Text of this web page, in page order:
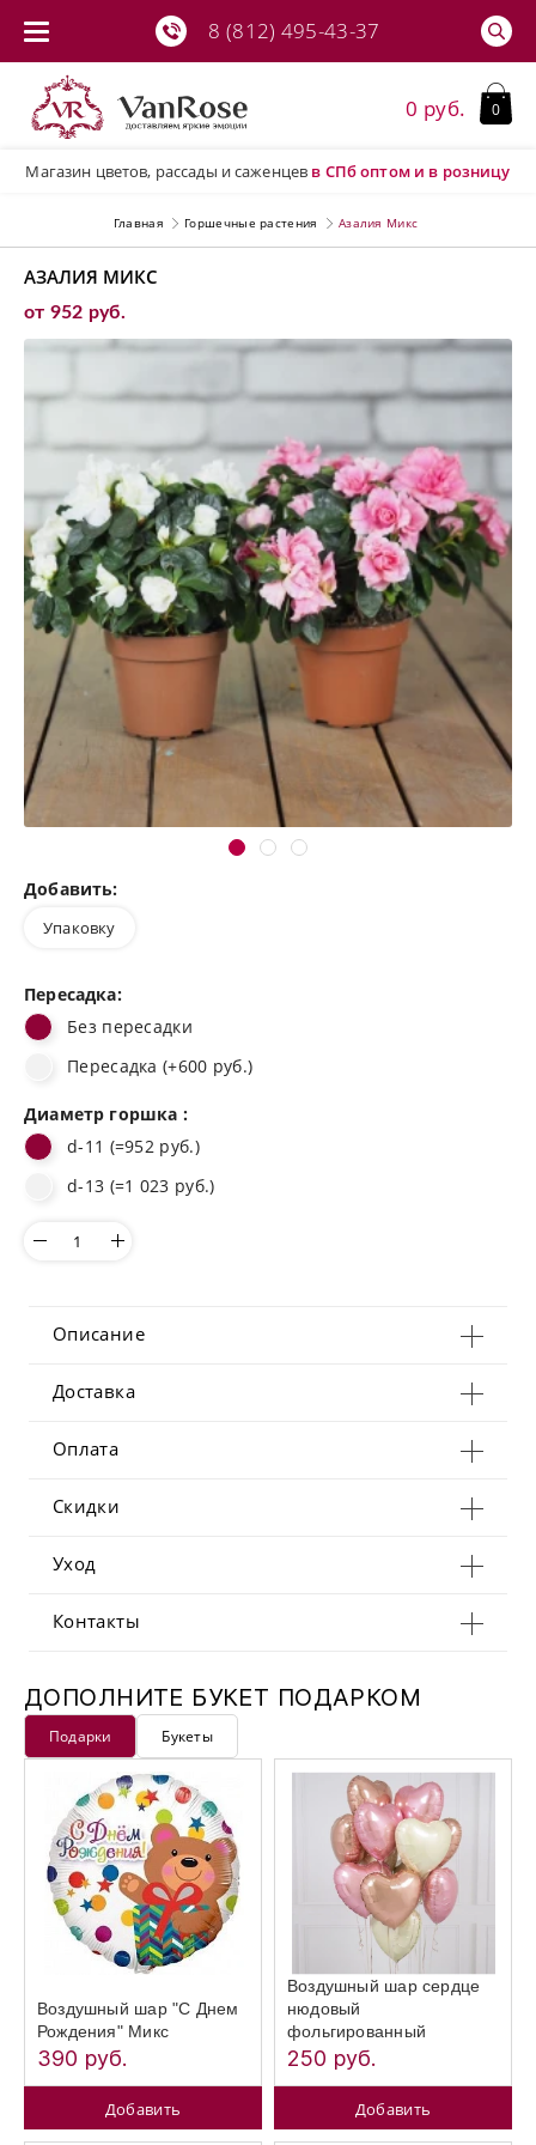
8 (812) 495-43-37
Магазин цветов, рассады и саженцев в СПбоптом и в розницу
0 руб. 0
Главная Горшечные растения Азалия Микс
АЗАЛИЯ МИКС
от 952 руб.
Добавить:
Упаковку
Пересадка:
Без пересадки
Пересадка (+600 руб.)
Диаметр горшка :
d-11 (=952 руб.)
d-13 (=1 023 руб.)
Описание
Доставка
Оплата
Скидки
Уход
Контакты
ДОПОЛНИТЕ БУКЕТ ПОДАРКОМ
Подарки Букеты
Воздушный шар "С Днем
Рождения" Микс
390 руб.
Добавить
Воздушный шар сердце
нюдовый
фольгированный
250 руб.
Добавить